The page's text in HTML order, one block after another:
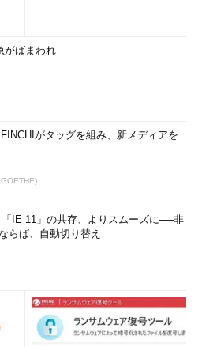
ばまわれ
がタッグを組み、新メディアを
「IE 11」の共存、よりスムーズに──非
らば、自動切り替え